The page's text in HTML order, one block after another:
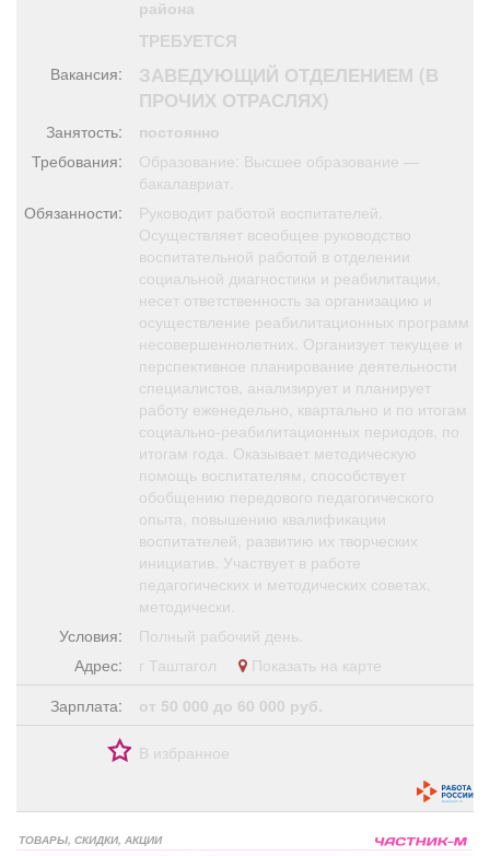
Обучение
Товары Поздравления
Я - пенсионер
района
ТРЕБУЕТСЯ
Вакансия:
ЗАВЕДУЮЩИЙ ОТДЕЛЕНИЕМ (В
ПРОЧИХ ОТРАСЛЯХ)
Занятость:
постоянно
Требования:
Образование: Высшее образование —
бакалавриат.
Обязанности:
Руководит работой воспитателей.
Осуществляет всеобщее руководство
воспитательной работой в отделении
социальной диагностики и реабилитации,
несет ответственность за организацию и
осуществление реабилитационных программ
несовершеннолетних. Организует текущее и
перспективное планирование деятельности
специалистов, анализирует и планирует
работу еженедельно, квартально и по итогам
социально-реабилитационных периодов, по
итогам года. Оказывает методическую
помощь воспитателям, способствует
обобщению передового педагогического
опыта, повышению квалификации
воспитателей, развитию их творческих
инициатив. Участвует в работе
педагогических и методических советах,
методически.
Условия:
Полный рабочий день.
Адрес:
г Таштагол
Показать на карте
Зарплата:
от 50 000 до 60 000 руб.
В избранное
ТОВАРЫ, СКИДКИ, АКЦИИ